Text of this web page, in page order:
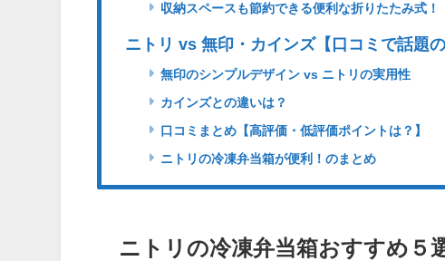
収納スペースも節約できる便利な折りたたみ式！
ニトリ vs 無印・カインズ【口コミで話題
無印のシンプルデザイン vs ニトリの実用性
カインズとの違いは？
口コミまとめ【高評価・低評価ポイントは？】
ニトリの冷凍弁当箱が便利！のまとめ
ニトリの冷凍弁当箱おすすめ５